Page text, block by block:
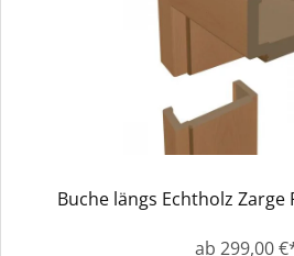
Buche längs Echtholz
ab 299,00